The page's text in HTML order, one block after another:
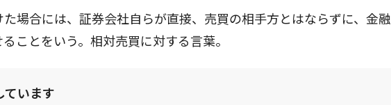
場合には、証券会社自らが直接、売買の相手方とはならずに、金融
ことをいう。相対売買に対する言葉。
ています